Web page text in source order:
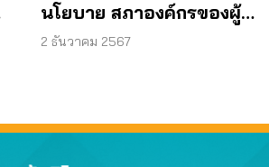
นโยบาย สภาองค์กรของผู้
บริโภค ครั้งที่ 11/2567 วันที่
2 ธันวาคม 2567